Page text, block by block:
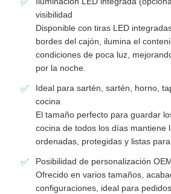
Organización de armario
Soporte para colgar gabinetes
Bisagras abatibles
Accesorios para gabinetes
Lavadero y grifo de la cocina
visibilidad
Disponible con tiras LED
bordes del cajón, ilumina el
condiciones de poca luz,
por la noche.
Ideal para sartén, sartén, horno,
cocina
El tamaño perfecto para guardar
cocina de todos los días mantiene
ordenadas, protegidas y listas para
Posibilidad de personalización
Ofrecido en varios tamaños,
configuraciones, ideal para